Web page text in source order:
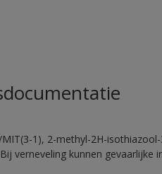
1), 2-methyl-2H-
verneveling kunnen gevaarlijke